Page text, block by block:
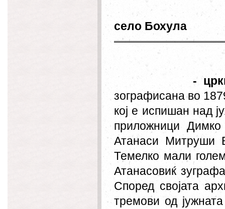
село Бохула
-
зографисана во
кој е испишан над
приложници
Атанаси Митруши
Темелко мали
Атанасовиќ
Според својата
тремови од